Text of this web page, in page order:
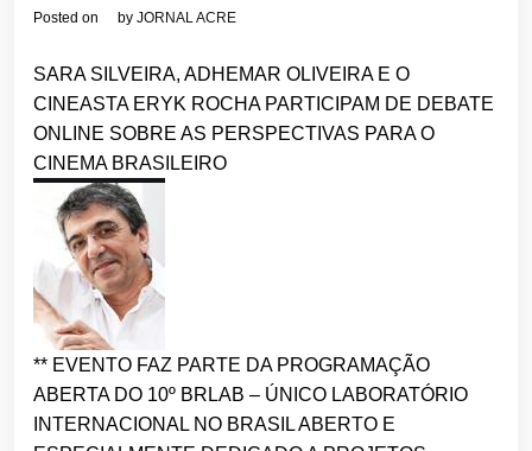
Posted on by JORNAL ACRE
SARA SILVEIRA, ADHEMAR OLIVEIRA E O
CINEASTA ERYK ROCHA PARTICIPAM DE DEBATE
ONLINE SOBRE AS PERSPECTIVAS PARA O
CINEMA BRASILEIRO
** EVENTO FAZ PARTE DA PROGRAMAÇÃO
ABERTA DO 10º BRLAB – ÚNICO LABORATÓRIO
INTERNACIONAL NO BRASIL ABERTO E